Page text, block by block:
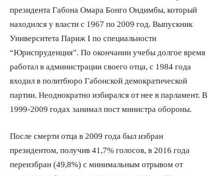
президента Габона Омара Бонго Ондимбы, который
находился у власти с 1967 по 2009 год. Выпускник
Университета Париж I по специальности
“Юриспруденция”. По окончании учебы долгое время
работал в администрации своего отца, с 1984 года
входил в политбюро Габонской демократической
партии. Неоднократно избирался от нее в парламент. В
1999-2009 годах занимал пост министра обороны.
После смерти отца в 2009 года был избран
президентом, получив 41,7% голосов, в 2016 года
переизбран (49,8%) с минимальным отрывом от